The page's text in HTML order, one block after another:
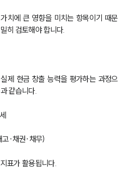
치에 큰 영향을 미치는 항목이기 때문
히 검토해야 합니다.
제 현금 창출 능력을 평가하는 과정으
같습니다.
·채권·채무)
표가 활용됩니다.